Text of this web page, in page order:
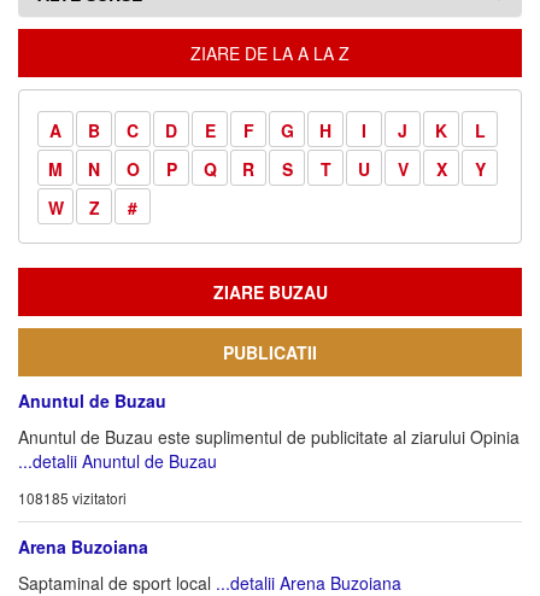
ZIARE DE LA A LA Z
A B C D E F G H I J K
L
M
N O P Q R S T U V X
Y
W
Z #
ZIARE BUZAU
PUBLICATII
Anuntul de Buzau
Anuntul de Buzau este suplimentul de publicitate al ziarului Opinia
...detalii Anuntul de Buzau
108185 vizitatori
Arena Buzoiana
Saptaminal de sport local ...detalii Arena Buzoiana